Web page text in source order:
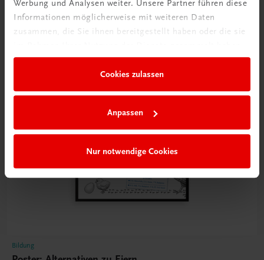
Werbung und Analysen weiter. Unsere Partner führen diese
Informationen möglicherweise mit weiteren Daten
zusammen, die Sie ihnen bereitgestellt haben oder die sie
Cookies zulassen
Anpassen
Nur notwendige Cookies
Bildung